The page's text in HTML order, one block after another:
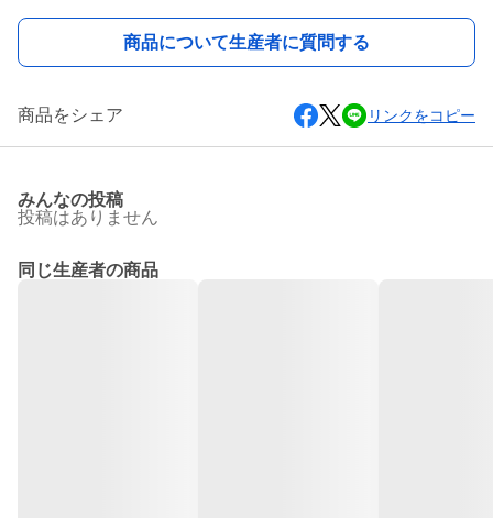
商品について生産者に質問する
商品をシェア リンクをコピー
みんなの投稿
投稿はありません
同じ生産者の商品